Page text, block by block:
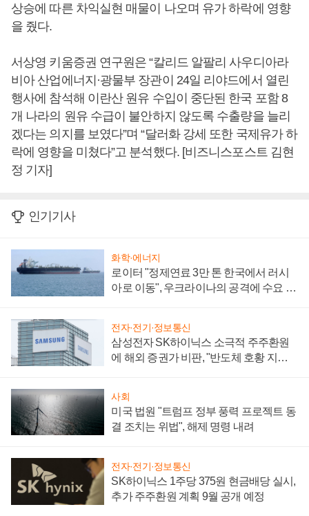
상승에 따른 차익실현 매물이 나오며 유가 하락에 영향
을 줬다.
서상영 키움증권 연구원은 “칼리드 알팔리 사우디아라
비아 산업에너지·광물부 장관이 24일 리야드에서 열린
행사에 참석해 이란산 원유 수입이 중단된 한국 포함 8
개 나라의 원유 수급이 불안하지 않도록 수출량을 늘리
겠다는 의지를 보였다”며 “달러화 강세 또한 국제유가 하
락에 영향을 미쳤다”고 분석했다. [비즈니스포스트 김현
정 기자]
인기기사
화학·에너지
로이터 "정제연료 3만 톤 한국에서 러시
아로 이동", 우크라이나의 공격에 수요 늘
전자·전기·정보통신
삼성전자 SK하이닉스 소극적 주주환원
에 해외 증권가 비판, "반도체 호황 지속
사회
미국 법원 "트럼프 정부 풍력 프로젝트 동
결 조치는 위법", 해제 명령 내려
전자·전기·정보통신
SK하이닉스 1주당 375원 현금배당 실시,
추가 주주환원 계획 9월 공개 예정